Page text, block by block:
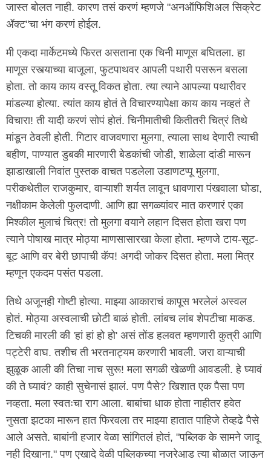
जास्त बोलत नाही. कारण तसं करणं म्हणजे "अनऑफिशिअल सिक्रेट
ॲक्ट"चा भंग करणं होईल.
मी एकदा मार्केटमध्ये फिरत असताना एक चिनी माणूस बघितला. हा
माणूस रस्त्याच्या बाजूला, फुटपाथवर आपली पथारी पसरून बसला
होता. तो काय काय वस्तू विकत होता. त्या त्याने आपल्या पथारीवर
मांडल्या होत्या. त्यांत काय होतं ते विचारण्यापेक्षा काय काय नव्हतं ते
विचारा! ती यादी करणं सोपं होतं. चिनीमातीची कितीतरी चित्रं तिथे
मांडून ठेवली होती. गिटार वाजवणारा मुलगा, त्याला साथ देणारी त्याची
बहीण, पाण्यात डुबकी मारणारी बेडकांची जोडी, शाळेला दांडी मारून
झाडाखाली निवांत पुस्तक वाचत पडलेला उडाणटप्पू मुलगा,
परीकथेतील राजकुमार, वाऱ्याशी शर्यत लावून धावणारा पंखवाला घोडा,
नक्षीकाम केलेली फुलदाणी. आणि ह्या सगळ्यांवर मात करणारं एका
मिश्कील मुलाचं चित्र! तो मुलगा वयाने लहान दिसत होता खरा पण
त्याने पोषाख मात्र मोठ्या माणसासारखा केला होता. म्हणजे टाय-सूट-
बूट आणि वर बेरी छापाची कॅप! अगदी जोकर दिसत होता. मला मित्र
म्हणून एकदम पसंत पडला.
तिथे अजूनही गोष्टी होत्या. माझ्या आकाराचं कापूस भरलेलं अस्वल
होतं. मोठ्या अस्वलाची छोटी बाळं होती. लांबच लांब शेपटीचा माकड.
टिचकी मारली की 'हां हां हो हो' असं तोंड हलवत म्हणणारी कुत्री आणि
पट्टेरी वाघ. तशीच ती भरतनाट्यम करणारी भावली. जरा वाऱ्याची
झुळूक आली की तिचा नाच सुरू! मला सगळी खेळणी आवडली. हे घ्यावं
की ते घ्यावं? काही सुचेनासं झालं. पण पैसे? खिशात एक पैसा पण
नव्हता. मला स्वतःचा राग आला. बाबांचा धाक होता नाहीतर हवेत
नुसता झटका मारून हात फिरवला तर माझ्या हातात पाहिजे तेव्हढे पैसे
आले असते. बाबांनी हजार वेळा सांगितलं होतं, "पब्लिक के सामने जादू
नही दिखाना." पण एखादे वेळी पब्लिकच्या नजरेआड त्या बोळात जाऊन